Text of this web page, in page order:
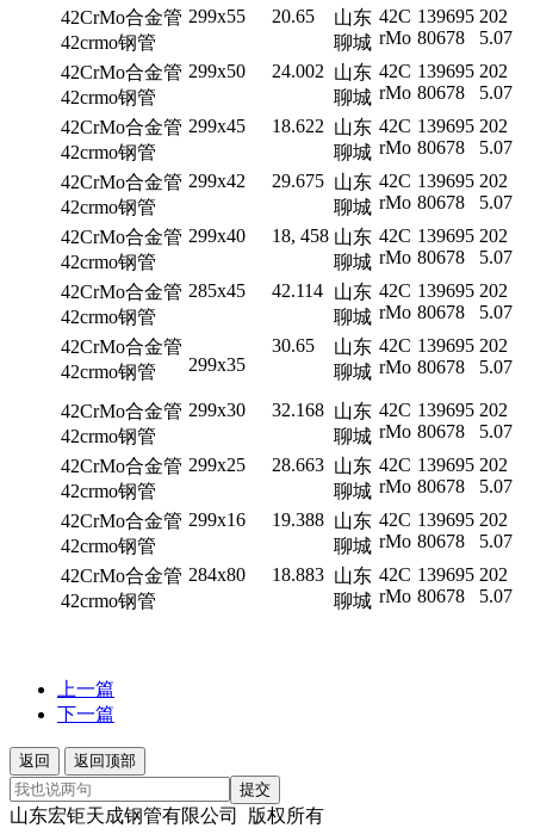
42CrMo合金管
42crmo钢管
299x55 20.65
山东
聊城
42C
rMo
139695
80678
202
5.07
42CrMo合金管
42crmo钢管
299x50 24.002 山东
聊城
42C
rMo
139695
80678
202
5.07
42CrMo合金管
42crmo钢管
299x45 18.622 山东
聊城
42C
rMo
139695
80678
202
5.07
42CrMo合金管
42crmo钢管
299x42 29.675 山东
聊城
42C
rMo
139695
80678
202
5.07
42CrMo合金管
42crmo钢管
299x40 18, 458 山东
聊城
42C
rMo
139695
80678
202
5.07
42CrMo合金管
42crmo钢管
285x45 42.114 山东
聊城
42C
rMo
139695
80678
202
5.07
42CrMo合金管
42crmo钢管
299x35
30.65
山东
聊城
42C
rMo
139695
80678
202
5.07
42CrMo合金管
42crmo钢管
299x30 32.168 山东
聊城
42C
rMo
139695
80678
202
5.07
42CrMo合金管
42crmo钢管
299x25 28.663 山东
聊城
42C
rMo
139695
80678
202
5.07
42CrMo合金管
42crmo钢管
299x16 19.388 山东
聊城
42C
rMo
139695
80678
202
5.07
42CrMo合金管
42crmo钢管
284x80 18.883 山东
聊城
42C
rMo
139695
80678
202
5.07
上一篇
下一篇
返回
返回顶部
提交
山东宏钜天成钢管有限公司 版权所有